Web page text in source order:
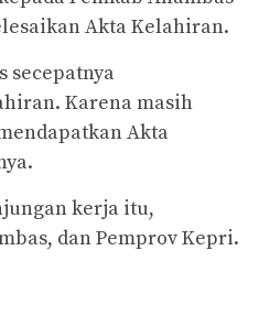
Akta Kelahiran.
secepatnya
Karena masih
Akta
kerja itu,
dan Pemprov Kepri.